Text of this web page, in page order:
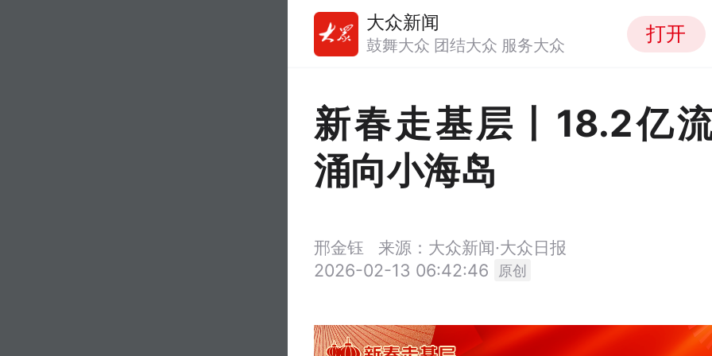
大众新闻
鼓舞大众 团结大众 服务大众 打开
新春走基层丨18.2亿
涌向小海岛
邢金钰
来源：大众新闻·大众日报
2026-02-13 06:42:46
原创